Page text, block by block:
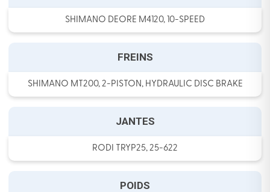
SHIMANO DEORE M4120, 10-SPEED
FREINS
SHIMANO MT200, 2-PISTON, HYDRAULIC DISC BRAKE
JANTES
RODI TRYP25, 25-622
POIDS